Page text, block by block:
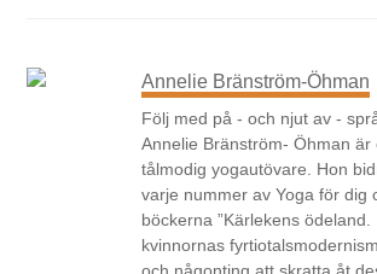
Annelie Bränström-Öhman
Följ med på - och njut av -
Annelie Bränström- Öhman är
tålmodig yogautövare. Hon
varje nummer av Yoga för dig
böckerna ”Kärlekens ödeland.
kvinnornas
och någonting att skratta åt